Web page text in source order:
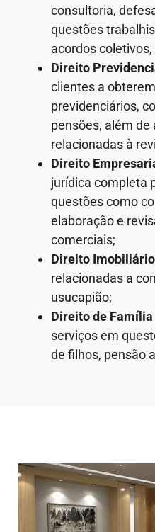
consultoria,
questões
acordos
Direito
clientes a
previdenciários,
pensões, além
relacionadas à
Direito
jurídica completa
questões como
elaboração e
comerciais;
Direito
relacionadas a
usucapião;
Direito de Família
serviços em
de filhos, pensão